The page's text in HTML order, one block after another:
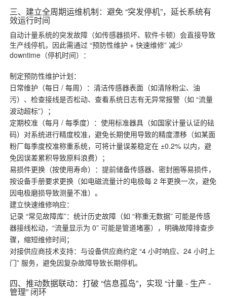
三、建立全周期运维机制：避免 “突发停机”，延长系统有
效运行时间
自动计量系统的突发故障（如传感器损坏、软件卡顿）会直接导致
生产线停机，因此需通过 “预防性维护 + 快速维修” 减少
downtime（停机时间）：
制定预防性维护计划：
日常维护（每日 / 每周）：清洁传感器表面（如清除粉尘、油
污）、检查接线是否松动、查看系统日志有无异常报警（如 “流量
波动超标”）；
定期校准（每月 / 每季度）：使用标准器具（如国家计量认证的砝
码）对系统进行精度校准，避免长期使用导致的精度漂移（如某面
粉厂每季度校准称重系统，可将计量误差稳定在 ±0.2% 以内，避
免因误差累积导致原料浪费）；
易损件更换（按使用寿命）：提前储备传感器、密封圈等易损件，
按设备手册要求更换（如电磁流量计的电极每 2 年更换一次，避免
因电极磨损导致测量不准）。
建立快速维修响应：
记录 “常见故障库”：统计历史故障（如 “称重无数据” 可能是传感
器接线松动，“流量显示为 0” 可能是管道堵塞），明确故障排查步
骤，缩短维修时间；
对接供应商技术支持：与设备供应商约定 “4 小时响应、24 小时上
门” 服务，避免因复杂故障导致长期停机。
四、推动数据联动：打破 “信息孤岛”，实现 “计量 - 生产 -
管理” 闭环